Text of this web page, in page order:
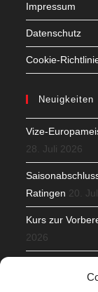
Impressum
Datenschutz
Cookie-
Neuigkeiten
Vize-
28. Juli 2026
Ratingen 20.
Kurs zur
2026